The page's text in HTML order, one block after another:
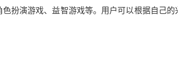
扮演游戏、益智游戏等。用户可以根据自己的